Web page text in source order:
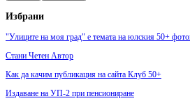
Избрани
"Улиците на моя град" е темата на юлския 50+
Стани Четен Автор
Как да качим публикация на сайта Клуб 50+
Издаване на УП-2 при пенсиониране